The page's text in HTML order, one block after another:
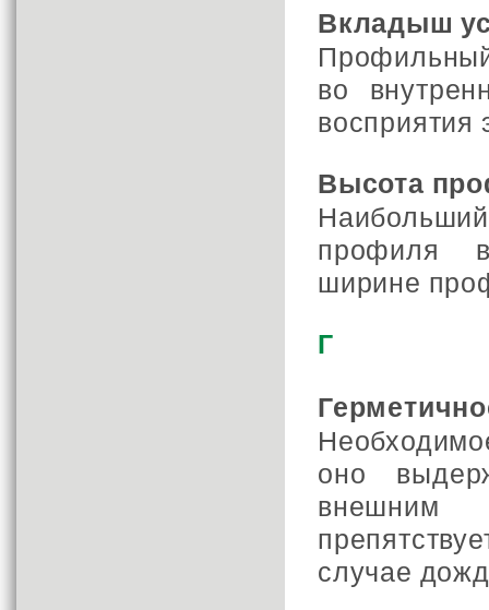
Вкладыш
во
восприятия
Высота
профиля в
ширине
Г
оно
внешним
случае